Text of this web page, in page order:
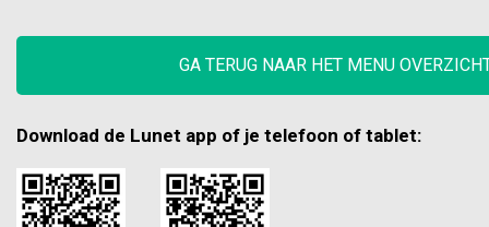
GA TERUG NAAR HET MENU
Download de Lunet app of je telefoon of tablet: